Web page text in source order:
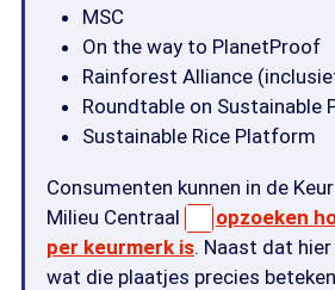
MSC
On the way to PlanetProof
Rainforest Alliance
Roundtable on Sustainable
Sustainable Rice Platform
Consumenten kunnen in de
Milieu Centraal
opzoeken
per keurmerk is. Naast dat
wat die plaatjes precies